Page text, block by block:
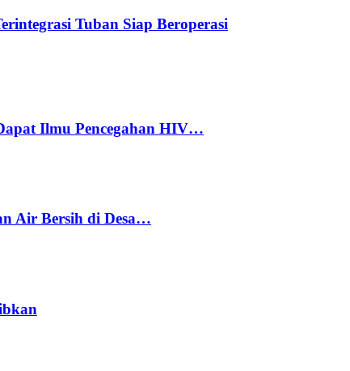
Tuban Siap Beroperasi
Ilmu Pencegahan HIV…
Air Bersih di Desa…